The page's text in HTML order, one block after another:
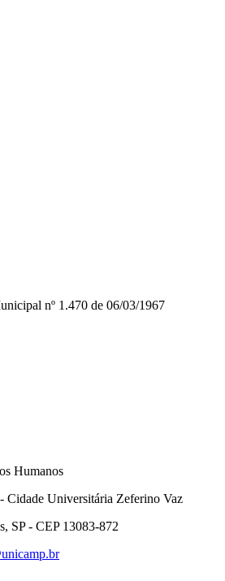
nº 1.470 de 06/03/1967
Humanos
Cidade Universitária Zeferino Vaz
SP - CEP 13083-872